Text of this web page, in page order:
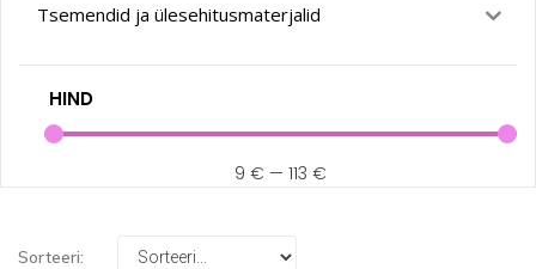
Tsemendid ja ülesehitusmaterjalid
HIND
9 € — 113 €
Sorteeri: